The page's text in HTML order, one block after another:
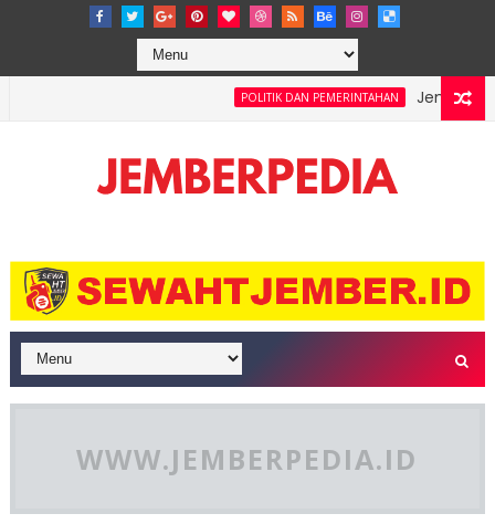
POLITIK DAN PEMERINTAHAN
Jember
WWW.JEMBERPEDIA.ID